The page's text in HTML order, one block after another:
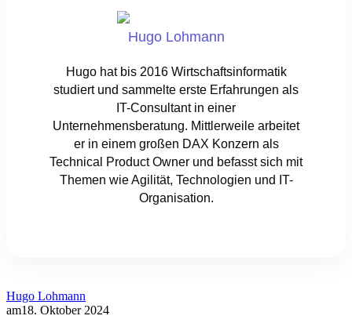
Hugo Lohmann
Hugo hat bis 2016 Wirtschaftsinformatik
studiert und sammelte erste Erfahrungen als
IT-Consultant in einer
Unternehmensberatung. Mittlerweile arbeitet
er in einem großen DAX Konzern als
Technical Product Owner und befasst sich mit
Themen wie Agilität, Technologien und IT-
Organisation.
Hugo Lohmann
am18. Oktober 2024